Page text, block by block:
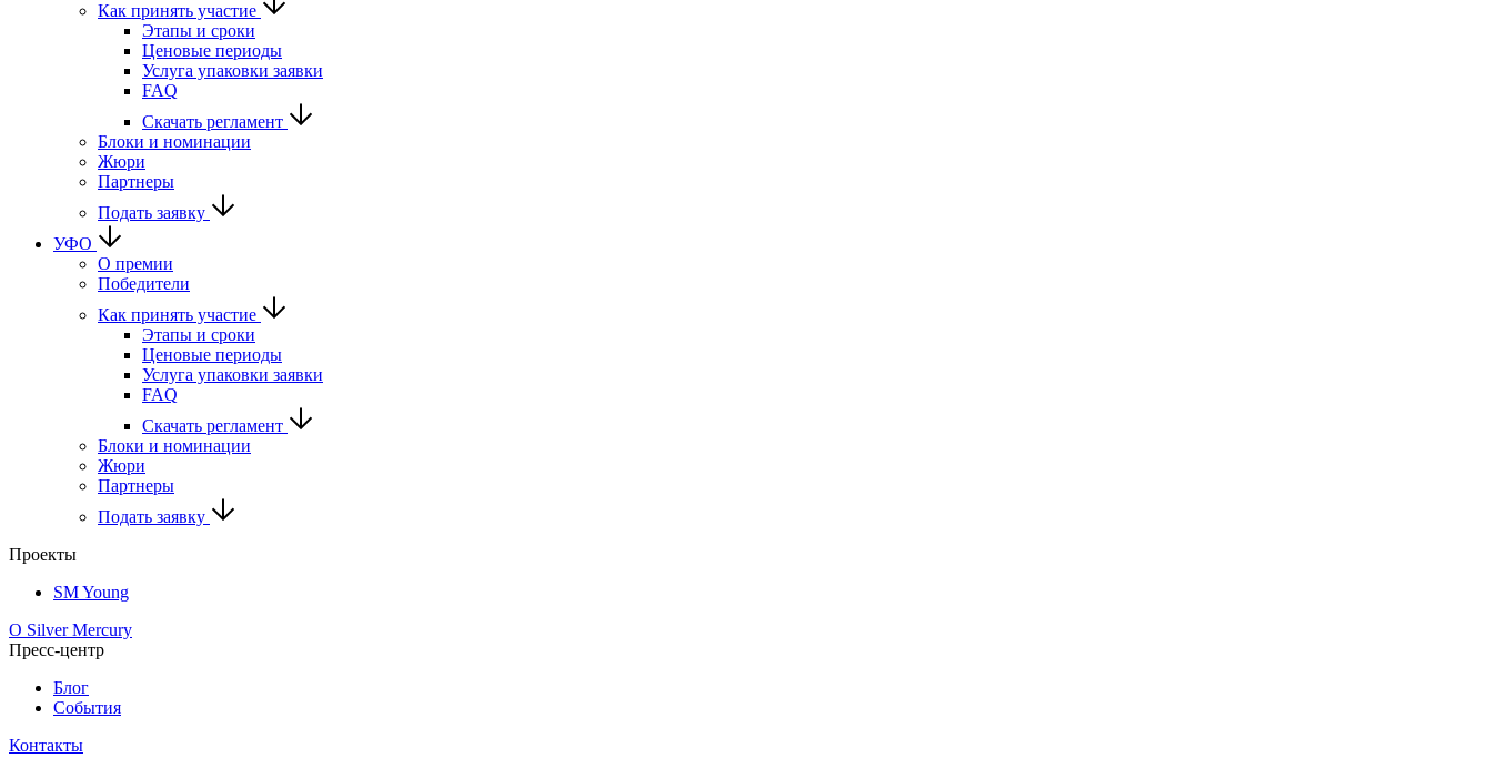
Как принять участие
Этапы и сроки
Ценовые периоды
Услуга упаковки заявки
FAQ
Скачать регламент
Блоки и номинации
Жюри
Партнеры
Подать заявку
УФО
О премии
Победители
Как принять участие
Этапы и сроки
Ценовые периоды
Услуга упаковки заявки
FAQ
Скачать регламент
Блоки и номинации
Жюри
Партнеры
Подать заявку
Проекты
SM Young
О Silver Mercury
Пресс-центр
Блог
События
Контакты